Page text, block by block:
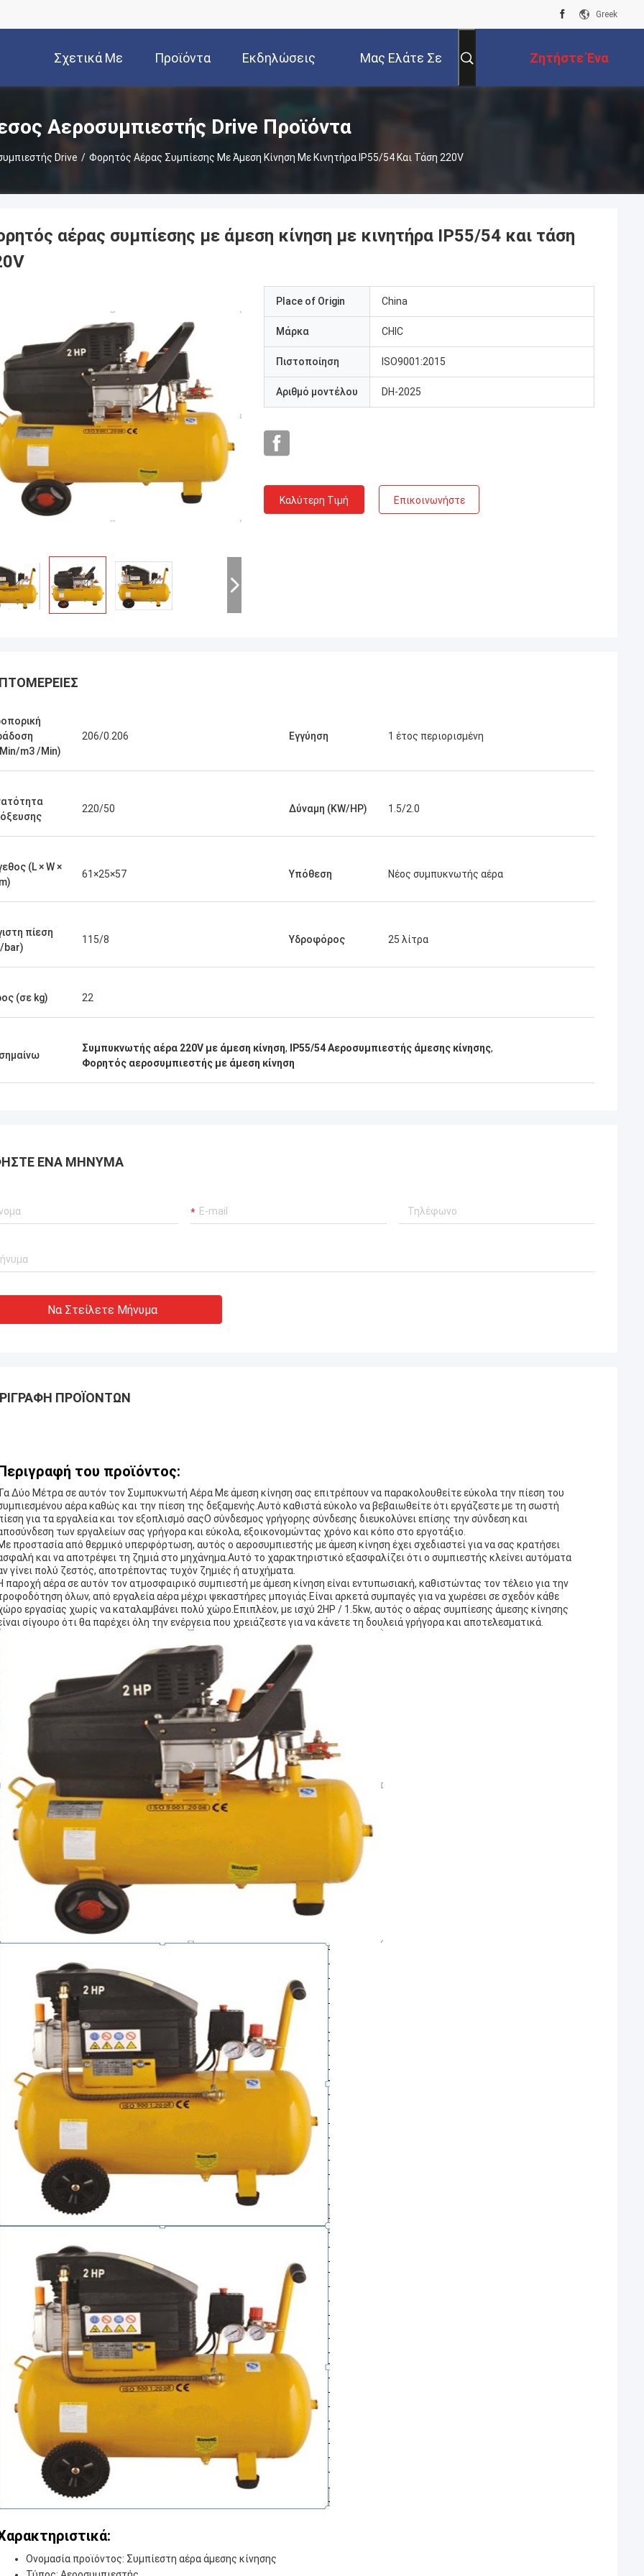
Greek
Σχετικά Με Προϊόντα Εκδηλώσεις Μας Ελάτε Σε Ζητήστε Ένα
Απόσπασμα
Αεροσυμπιεστής Drive Προϊόντα
Drive / Φορητός Αέρας Συμπίεσης Με Άμεση Κίνηση Με Κινητήρα IP55/54 Και Τάση 220V
στις ερωτήσεις και
την ομάδα εγκατάστασης σε
αέρας συμπίεσης με άμεση κίνηση με κινητήρα IP55/54 και τάση
Place of Origin China
Μάρκα CHIC
Πιστοποίηση ISO9001:2015
Αριθμό μοντέλου DH-2025
Καλύτερη Τιμή Επικοινωνήστε
m3 /Min)
206/0.206 Εγγύηση 1 έτος περιορισμένη
220/50 Δύναμη (KW/HP) 1.5/2.0
(L × W ×
61×25×57 Υπόθεση Νέος συμπυκνωτής αέρα
πίεση
bar)
115/8 Υδροφόρος 25 λίτρα
(σε kg) 22
Συμπυκνωτής αέρα 220V με άμεση κίνηση, IP55/54 Αεροσυμπιεστής άμεσης κίνησης,
Φορητός αεροσυμπιεστής με άμεση κίνηση
ΈΝΑ ΜΉΝΥΜΑ
Να Στείλετε Μήνυμα
ΠΡΟΪΌΝΤΩΝ
του προϊόντος:
Δύο Μέτρα σε αυτόν τον Συμπυκνωτή Αέρα Με άμεση κίνηση σας επιτρέπουν να παρακολουθείτε εύκολα την πίεση του
αέρα καθώς και την πίεση της δεξαμενής.Αυτό καθιστά εύκολο να βεβαιωθείτε ότι εργάζεστε με τη σωστή
για τα εργαλεία και τον εξοπλισμό σαςΟ σύνδεσμος γρήγορης σύνδεσης διευκολύνει επίσης την σύνδεση και
των εργαλείων σας γρήγορα και εύκολα, εξοικονομώντας χρόνο και κόπο στο εργοτάξιο.
προστασία από θερμικό υπερφόρτωση, αυτός ο αεροσυμπιεστής με άμεση κίνηση έχει σχεδιαστεί για να σας κρατήσει
και να αποτρέψει τη ζημιά στο μηχάνημα.Αυτό το χαρακτηριστικό εξασφαλίζει ότι ο συμπιεστής κλείνει αυτόματα
γίνει πολύ ζεστός, αποτρέποντας τυχόν ζημιές ή ατυχήματα.
παροχή αέρα σε αυτόν τον ατμοσφαιρικό συμπιεστή με άμεση κίνηση είναι εντυπωσιακή, καθιστώντας τον τέλειο για την
όλων, από εργαλεία αέρα μέχρι ψεκαστήρες μπογιάς.Είναι αρκετά συμπαγές για να χωρέσει σε σχεδόν κάθε
εργασίας χωρίς να καταλαμβάνει πολύ χώρο.Επιπλέον, με ισχύ 2HP / 1.5kw, αυτός ο αέρας συμπίεσης άμεσης κίνησης
σίγουρο ότι θα παρέχει όλη την ενέργεια που χρειάζεστε για να κάνετε τη δουλειά γρήγορα και αποτελεσματικά.
Ονομασία προϊόντος: Συμπίεστη αέρα άμεσης κίνησης